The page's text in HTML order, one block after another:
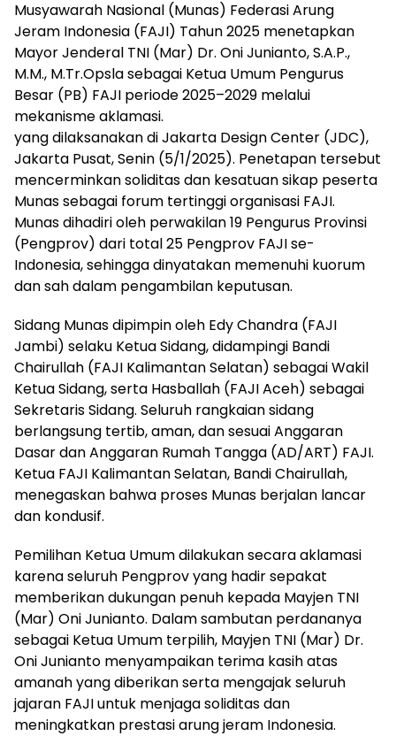
Musyawarah Nasional (Munas) Federasi Arung
Jeram Indonesia (FAJI) Tahun 2025 menetapkan
Mayor Jenderal TNI (Mar) Dr. Oni Junianto, S.A.P.,
M.M., M.Tr.Opsla sebagai Ketua Umum Pengurus
Besar (PB) FAJI periode 2025–2029 melalui
mekanisme aklamasi.
yang dilaksanakan di Jakarta Design Center (JDC),
Jakarta Pusat, Senin (5/1/2025). Penetapan tersebut
mencerminkan soliditas dan kesatuan sikap peserta
Munas sebagai forum tertinggi organisasi FAJI.
Munas dihadiri oleh perwakilan 19 Pengurus Provinsi
(Pengprov) dari total 25 Pengprov FAJI se-
Indonesia, sehingga dinyatakan memenuhi kuorum
dan sah dalam pengambilan keputusan.
Sidang Munas dipimpin oleh Edy Chandra (FAJI
Jambi) selaku Ketua Sidang, didampingi Bandi
Chairullah (FAJI Kalimantan Selatan) sebagai Wakil
Ketua Sidang, serta Hasballah (FAJI Aceh) sebagai
Sekretaris Sidang. Seluruh rangkaian sidang
berlangsung tertib, aman, dan sesuai Anggaran
Dasar dan Anggaran Rumah Tangga (AD/ART) FAJI.
Ketua FAJI Kalimantan Selatan, Bandi Chairullah,
menegaskan bahwa proses Munas berjalan lancar
dan kondusif.
Pemilihan Ketua Umum dilakukan secara aklamasi
karena seluruh Pengprov yang hadir sepakat
memberikan dukungan penuh kepada Mayjen TNI
(Mar) Oni Junianto. Dalam sambutan perdananya
sebagai Ketua Umum terpilih, Mayjen TNI (Mar) Dr.
Oni Junianto menyampaikan terima kasih atas
amanah yang diberikan serta mengajak seluruh
jajaran FAJI untuk menjaga soliditas dan
meningkatkan prestasi arung jeram Indonesia.